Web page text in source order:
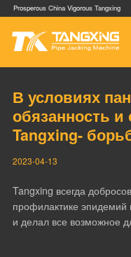
Prosperous China Vigorous Tangxing
Домашняя
Продукция
Примеры
В условиях
обязанность и
Tangxing-
2023-04-13
Tangxing всегда
профилактике
и делал все возможное